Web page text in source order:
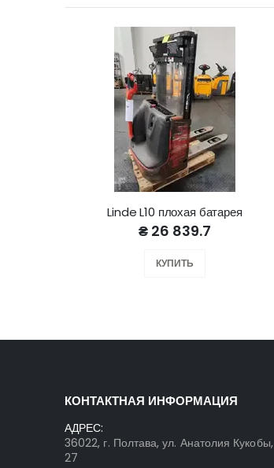
Linde L10 плохая батарея
₴ 26 839.7
КУПИТЬ
КОНТАКТНАЯ ИНФОРМАЦИЯ
АДРЕС:
36022, г. Полтава, ул. Анатолия Кукобы,
27